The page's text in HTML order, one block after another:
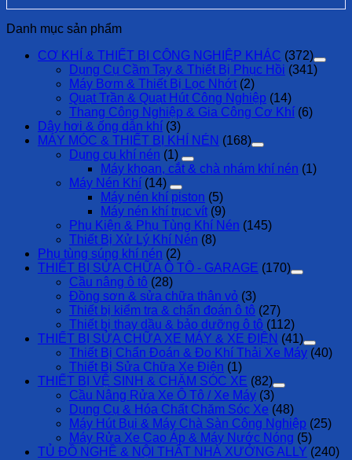
Danh mục sản phẩm
CƠ KHÍ & THIẾT BỊ CÔNG NGHIỆP KHÁC (372)
Dụng Cụ Cầm Tay & Thiết Bị Phục Hồi (341)
Máy Bơm & Thiết Bị Lọc Nhớt (2)
Quạt Trần & Quạt Hút Công Nghiệp (14)
Thang Công Nghiệp & Gia Công Cơ Khí (6)
Dây hơi & ống dẫn khí (3)
MÁY MÓC & THIẾT BỊ KHÍ NÉN (168)
Dụng cụ khí nén (1)
Máy khoan, cắt & chà nhám khí nén (1)
Máy Nén Khí (14)
Máy nén khí piston (5)
Máy nén khí trục vít (9)
Phụ Kiện & Phụ Tùng Khí Nén (145)
Thiết Bị Xử Lý Khí Nén (8)
Phụ tùng súng khí nén (2)
THIẾT BỊ SỬA CHỮA Ô TÔ - GARAGE (170)
Cầu nâng ô tô (28)
Đồng sơn & sửa chữa thân vỏ (3)
Thiết bị kiểm tra & chẩn đoán ô tô (27)
Thiết bị thay dầu & bảo dưỡng ô tô (112)
THIẾT BỊ SỬA CHỮA XE MÁY & XE ĐIỆN (41)
Thiết Bị Chẩn Đoán & Đo Khí Thải Xe Máy (40)
Thiết Bị Sửa Chữa Xe Điện (1)
THIẾT BỊ VỆ SINH & CHĂM SÓC XE (82)
Cầu Nâng Rửa Xe Ô Tô / Xe Máy (3)
Dụng Cụ & Hóa Chất Chăm Sóc Xe (48)
Máy Hút Bụi & Máy Chà Sàn Công Nghiệp (25)
Máy Rửa Xe Cao Áp & Máy Nước Nóng (5)
TỦ ĐỒ NGHỀ & NỘI THẤT NHÀ XƯỞNG ALLY (240)